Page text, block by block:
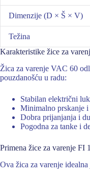
Dimenzije (D × Š × V)
Težina
Karakteristike žice za
Žica za varenje VAC 60
pouzdanošću u radu:
Stabilan električni luk
Minimalno prskanje
Dobra prijanjanja i
Pogodna za tanke i
Primena žice za varenje FI
Ova žica za varenje idealna